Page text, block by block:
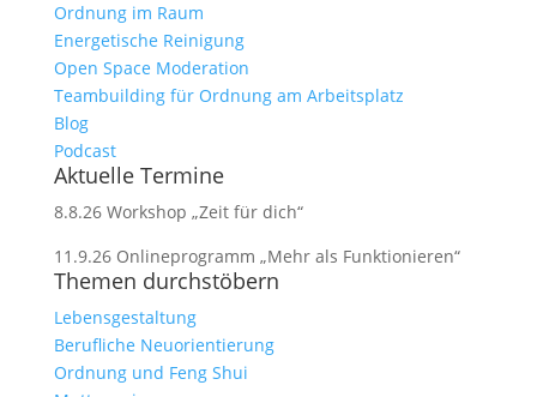
Ordnung im Raum
Energetische Reinigung
Open Space Moderation
Teambuilding für Ordnung am Arbeitsplatz
Blog
Podcast
Aktuelle Termine
8.8.26 Workshop „Zeit für dich“
11.9.26 Onlineprogramm „Mehr als Funktionieren“
Themen durchstöbern
Lebensgestaltung
Berufliche Neuorientierung
Ordnung und Feng Shui